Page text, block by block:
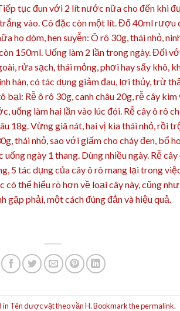
tục đun với 2 lít nước nữa cho đến khi
vào. Cô đặc còn một lít. Đổ 40ml rượu
ho dòm, hen suyễn: Ô rô 30g, thái nhỏ,
150ml. Uống làm 2 lần trong ngày. Đối
rửa sạch, thái mỏng, phơi hay sấy khô,
hàn, có tác dụng giảm đau, lợi thủy, trừ
Rễ ô rô 30g, canh châu 20g, rễ cây kim
uống làm hai lần vào lúc đói. Rễ cây ô rô
18g. Vừng giã nát, hai vị kia thái nhỏ, rồi
thái nhỏ, sao với giấm cho cháy đen, bổ
ngày 1 thang. Dùng nhiều ngày. Rễ
5 tác dụng của cây ô rô mang lại trong
thể hiểu rõ hơn về loại cây này, cũng
gặp phải, một cách đúng đắn và hiệu quả.
in Tên dược vật theo vần H. Bookmark thepermalink.